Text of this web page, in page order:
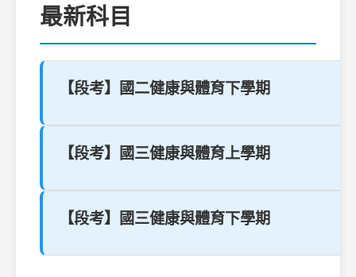
最新科目
【段考】國二健康與體育下學期
【段考】國三健康與體育上學期
【段考】國三健康與體育下學期